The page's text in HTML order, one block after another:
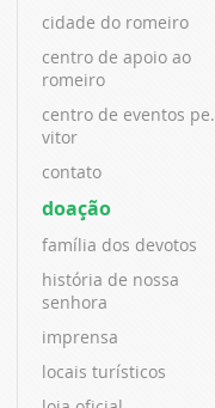
cidade do romeiro
centro de apoio ao
romeiro
centro de eventos pe.
vitor
contato
doação
família dos devotos
história de nossa
senhora
imprensa
locais turísticos